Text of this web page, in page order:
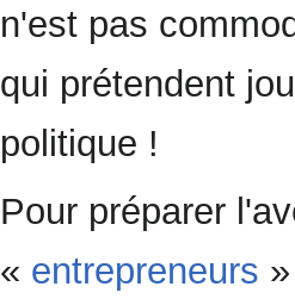
n'est pas
qui prétendent
politique !
Pour préparer
« entrepreneurs